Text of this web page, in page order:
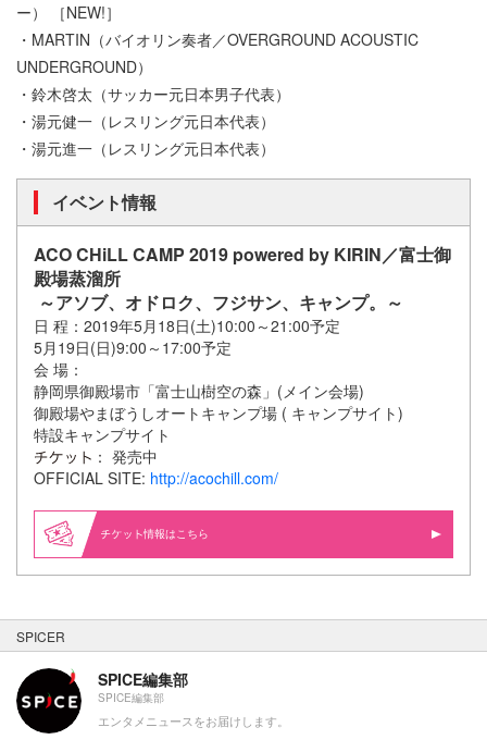
ー） ［NEW!］
・MARTIN（バイオリン奏者／OVERGROUND ACOUSTIC
UNDERGROUND）
・鈴木啓太（サッカー元日本男子代表）
・湯元健一（レスリング元日本代表）
・湯元進一（レスリング元日本代表）
イベント情報
ACO CHiLL CAMP 2019 powered by KIRIN／富士御
殿場蒸溜所
～アソブ、オドロク、フジサン、キャンプ。～
日 程：2019年5月18日(土)10:00～21:00予定
5月19日(日)9:00～17:00予定
会 場：
静岡県御殿場市「富士山樹空の森」(メイン会場)
御殿場やまぼうしオートキャンプ場 ( キャンプサイト)
特設キャンプサイト
： 発売中
OFFICIAL SITE: http://acochill.com/
情報はこちら
SPICER
SPICE編集部
SPICE編集部
エンタメニュースをお届けします。